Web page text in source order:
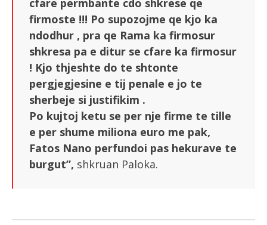
cfare permbante cdo shkrese qe
firmoste !!! Po supozojme qe kjo ka
ndodhur , pra qe Rama ka firmosur
shkresa pa e ditur se cfare ka firmosur
! Kjo thjeshte do te shtonte
pergjegjesine e tij penale e jo te
sherbeje si justifikim .
Po kujtoj ketu se per nje firme te tille
e per shume miliona euro me pak,
Fatos Nano perfundoi pas hekurave te
burgut”, shkruan Paloka.